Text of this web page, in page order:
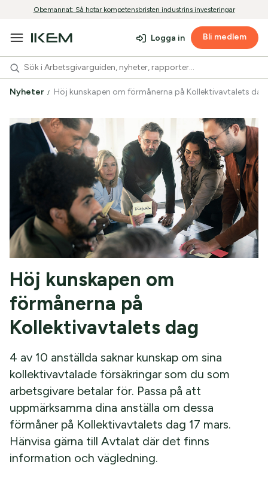
Obemannat: Så hotar kompetensbristen industrins investeringar
Logga in Bli medlem
Nyheter Höj kunskapen om förmånerna på Kollektivavtalets dag
Höj kunskapen om
förmånerna på
Kollektivavtalets dag
4 av 10 anställda saknar kunskap om sina
kollektivavtalade försäkringar som du som
arbetsgivare betalar för. Passa på att
uppmärksamma dina anställa om dessa
förmåner på Kollektivavtalets dag 17 mars.
Hänvisa gärna till Avtalat där det finns
information och vägledning.